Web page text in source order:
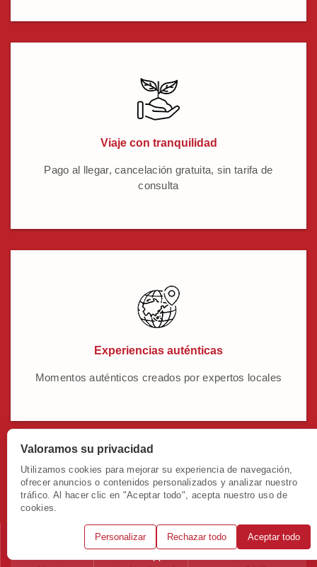
Viaje con tranquilidad
Pago al llegar, cancelación gratuita, sin tarifa de
consulta
Experiencias auténticas
Momentos auténticos creados por expertos locales
Soporte instantáneo
Valoramos su privacidad
Utilizamos cookies para mejorar su experiencia de navegación,
ofrecer anuncios o contenidos personalizados y analizar nuestro
tráfico. Al hacer clic en "Aceptar todo", acepta nuestro uso de
cookies.
Personalizar Rechazar todo Aceptar todo